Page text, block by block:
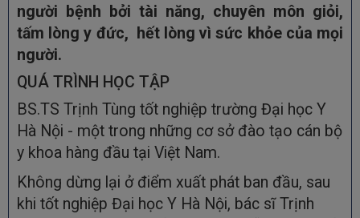
người bệnh bởi tài năng, chuyên môn giỏi,
tấm lòng y đức, hết lòng vì sức khỏe của mọi
người.
QUÁ TRÌNH HỌC TẬP
BS.TS Trịnh Tùng tốt nghiệp trường Đại học Y
Hà Nội - một trong những cơ sở đào tạo cán bộ
y khoa hàng đầu tại Việt Nam.
Không dừng lại ở điểm xuất phát ban đầu, sau
khi tốt nghiệp Đại học Y Hà Nội, bác sĩ Trịnh